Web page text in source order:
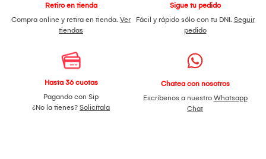
Retiro en tienda
Compra online y retira en tienda. Ver
tiendas
Sigue tu pedido
Fácil y rápido sólo con tu DNI. Seguir
pedido
Hasta 36 cuotas
Pagando con Sip
¿No la tienes? Solicítala
Chatea con nosotros
Escríbenos a nuestro Whatsapp
Chat